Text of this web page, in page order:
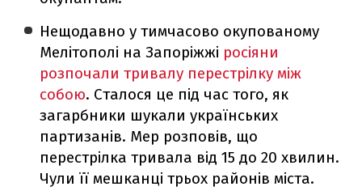
Нещодавно у тимчасово окупованому
Мелітополі на Запоріжжі росіяни
розпочали тривалу перестрілку між
собою. Сталося це під час того, як
загарбники шукали українських
партизанів. Мер розповів, що
перестрілка тривала від 15 до 20 хвилин.
Чули її мешканці трьох районів міста.